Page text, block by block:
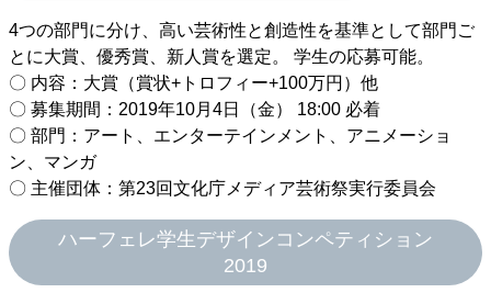
4つの部門に分け、高い芸術性と創造性を基準として部門ご
とに大賞、優秀賞、新人賞を選定。 学生の応募可能。
〇 内容：大賞（賞状+トロフィー+100万円）他
〇 募集期間：2019年10月4日（金） 18:00 必着
〇 部門：アート、エンターテインメント、アニメーショ
ン、マンガ
〇 主催団体：第23回文化庁メディア芸術祭実行委員会
ハーフェレ学生デザインコンペティション
2019